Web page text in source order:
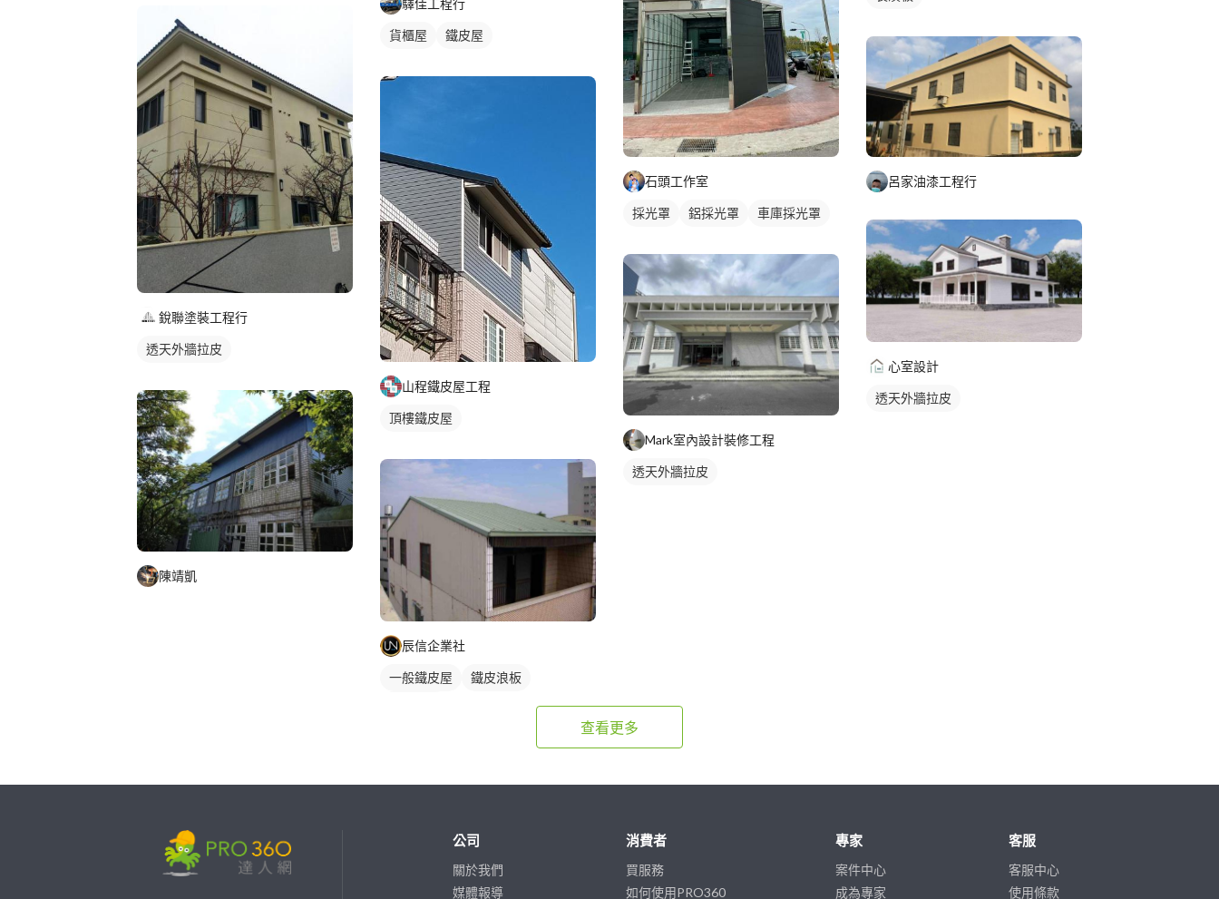
銳聯塗裝工程行
透天外牆拉皮
陳靖凱
貨櫃屋 鐵皮屋
山程鐵皮屋工程
頂樓鐵皮屋
辰信企業社
一般鐵皮屋
鐵皮浪板
石頭工作室
採光罩 鋁採光罩 車庫採光罩
Mark室內設計裝修工程
透天外牆拉皮
呂家油漆工程行
心室設計
透天外牆拉皮
查看更多
公司
關於我們
媒體報導
消費者
買服務
如何使用PRO360
專家
案件中心
成為專家
客服
客服中心
使用條款